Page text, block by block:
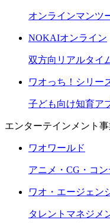
オンラインマンツ
NOKAIオンライン
双方向リアルタイ
ワオっち！シリー
子ども向け知育ア
エンターテインメント事
ワオワールド
アニメ・CG・コ
ワオ・エージェン
タレントマネジメ